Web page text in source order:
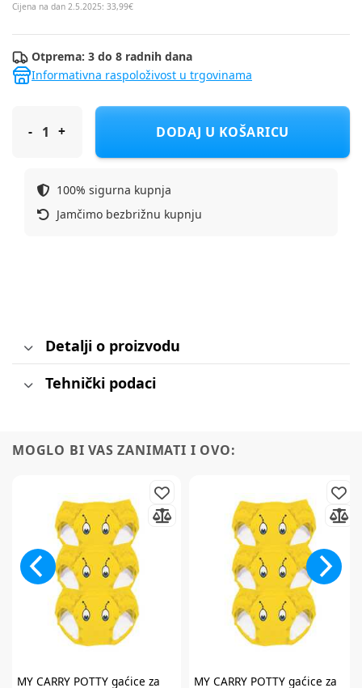
Cijena na dan 2.5.2025: 33,99€
Otprema: 3 do 8 radnih dana
Informativna raspoloživost u trgovinama
MY CARRY POTTY gaćice za odvikavanje od pelena My Little
DODAJ U KOŠARICU
100% sigurna kupnja
Jamčimo bezbrižnu kupnju
Detalji o proizvodu
Tehnički podaci
MOGLO BI VAS ZANIMATI I OVO:
MY CARRY POTTYgaćice za
MY CARRY POTTYgaćice za